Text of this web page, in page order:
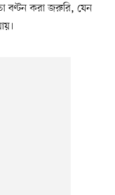
বণ্টন করা জরুরি, যেন